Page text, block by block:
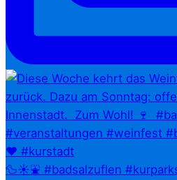
🦆☀️⛲ #badsalzuflen